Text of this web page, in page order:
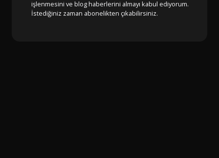
işlenmesini ve blog haberlerini almayı kabul ediyorum.
İstediğiniz zaman abonelikten çıkabilirsiniz.